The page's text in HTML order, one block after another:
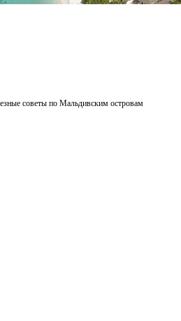
советы по Мальдивским островам